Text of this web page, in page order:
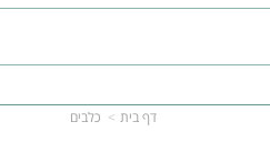
דף בית כלבים